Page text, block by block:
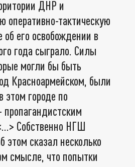
ДНР и
оперативно-тактическую
об его освобождении в
года сыграло. Силы
могли бы быть
Красноармейском, были
этом городе по
Собственно НГШ
этом сказал несколько
смысле, что попытки